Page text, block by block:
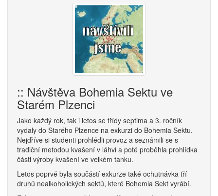
:: Návštěva Bohemia Sektu ve
Starém Plzenci
Jako každý rok, tak i letos se třídy septima a 3. ročník
vydaly do Starého Plzence na exkurzi do Bohemia Sektu.
Nejdříve si studenti prohlédli provoz a seznámili se s
tradiční metodou kvašení v láhvi a poté proběhla prohlídka
části výroby kvašení ve velkém tanku.
Letos poprvé byla součástí exkurze také ochutnávka tří
druhů nealkoholických sektů, které Bohemia Sekt vyrábí.